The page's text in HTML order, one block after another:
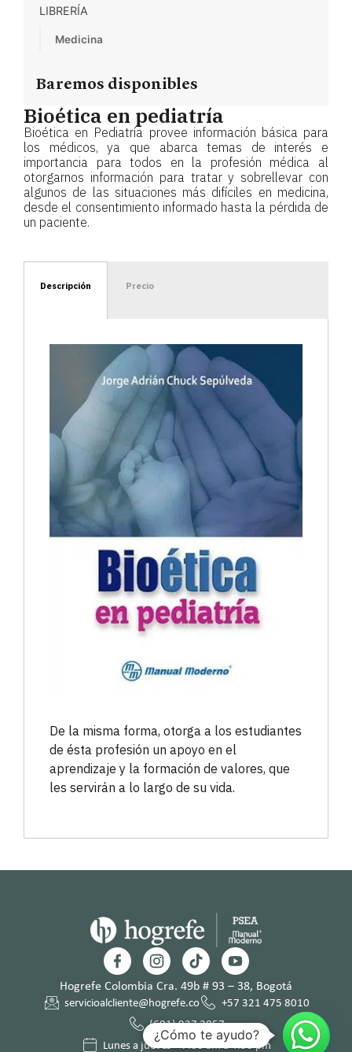
LIBRERÍA
Medicina
Baremos disponibles
Bioética en pediatría
Bioética en Pediatría provee información básica para
los médicos, ya que abarca temas de interés e
importancia para todos en la profesión médica al
otorgarnos información para tratar y sobrellevar con
algunos de las situaciones más difíciles en medicina,
desde el consentimiento informado hasta la pérdida de
un paciente.
Descripción Precio
De la misma forma, otorga a los estudiantes
de ésta profesión un apoyo en el
aprendizaje y la formación de valores, que
les servirán a lo largo de su vida.
Hogrefe Colombia Cra. 49b # 93 – 38, Bogotá
servicioalcliente@hogrefe.co
+57 321 475 8010
(601) 937 2057
Lunes a jueves – 7:00 am a 4:30 pm
¿Cómo te ayudo?